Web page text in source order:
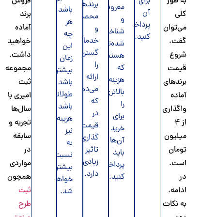
می‌توان
گفت،
شروع
قیمت
برندهای
آماده
واگذاری
میلیون
تومان
است.
ادامه،
به نکات
پرداخت
معروف‌تر
و
شناخته
شده‌تری
هستند
هزینه
بالاتری
پرداخت
کنید.
برند‌ها
محصولات
و
خدمات
گسترد‌ه‌ای
ارائه
می‌دهند
در
قیمت
گذاری
تاثیر
زیادی
دارد.
باشد،
هر
چه
این
زمان
بیشتر
طولانی‌تر
هزینه‌های
نیز
به
نسبت
بیشتر
خواهد
آماده
خواهید
داشت.
مجموعه
امیری با
سال‌ها
تجربه و
سابقه
مواردی
همچون